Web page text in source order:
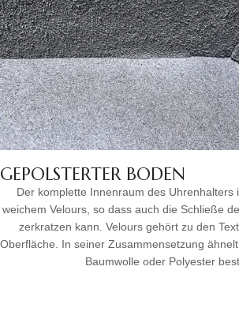
GEPOLSTERTER BODEN
Der komplette Innenraum des Uhrenhalters
weichem Velours, so dass auch die Schließe
zerkratzen kann. Velours gehört zu den
Oberfläche. In seiner Zusammensetzung
Baumwolle oder Polyester